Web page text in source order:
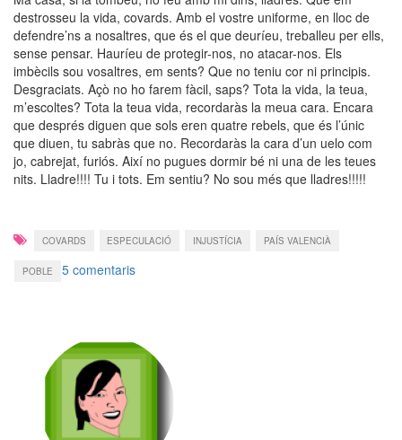
destrosseu la vida, covards. Amb el vostre uniforme, en lloc de
defendre’ns a nosaltres, que és el que deuríeu, treballeu per ells,
sense pensar. Hauríeu de protegir-nos, no atacar-nos. Els
imbècils sou vosaltres, em sents? Que no teniu cor ni principis.
Desgraciats. Açò no ho farem fàcil, saps? Tota la vida, la teua,
m’escoltes? Tota la teua vida, recordaràs la meua cara. Encara
que després diguen que sols eren quatre rebels, que és l’únic
que diuen, tu sabràs que no. Recordaràs la cara d’un uelo com
jo, cabrejat, furiós. Així no pugues dormir bé ni una de les teues
nits. Lladre!!!! Tu i tots. Em sentiu? No sou més que lladres!!!!!
COVARDS ESPECULACIÓ INJUSTÍCIA PAÍS VALENCIÀ
POBLE 5 comentarisa